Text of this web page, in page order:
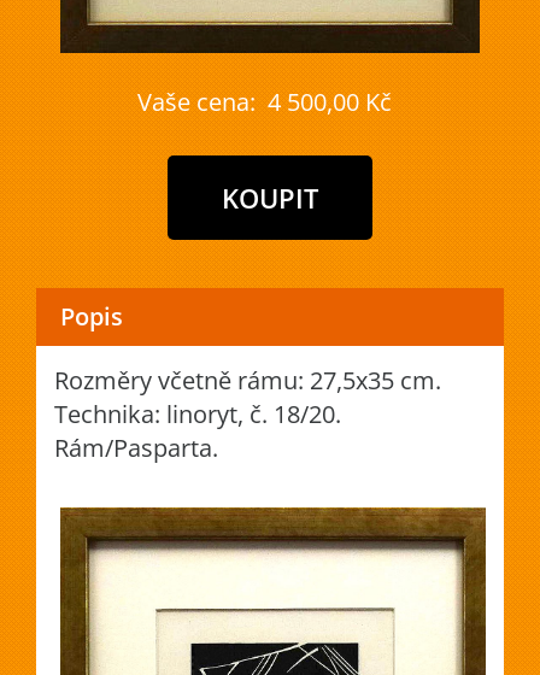
Vaše cena: 4 500,00 Kč
Popis
Rozměry včetně rámu: 27,5x35 cm.
Technika: linoryt, č. 18/20.
Rám/Pasparta.